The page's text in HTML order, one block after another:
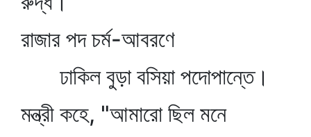
রাজার পদ চর্ম-আবরণে
ঢাকিল বুড়া বসিয়া পদোপান্তে।
মন্ত্রী কহে, "আমারো ছিল মনে